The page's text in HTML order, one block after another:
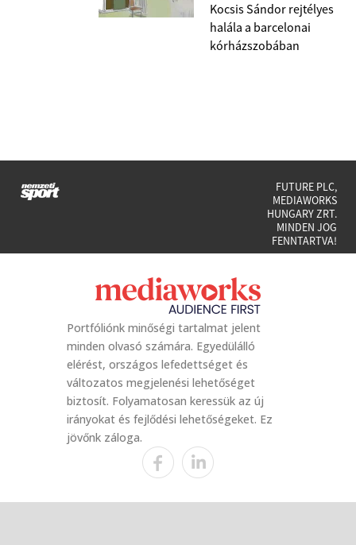
Kocsis Sándor rejtélyes
halála a barcelonai
kórházszobában
FUTURE PLC,
MEDIAWORKS
HUNGARY ZRT.
MINDEN JOG
FENNTARTVA!
Portfóliónk minőségi tartalmat jelent
minden olvasó számára. Egyedülálló
elérést, országos lefedettséget és
változatos megjelenési lehetőséget
biztosít. Folyamatosan keressük az új
irányokat és fejlődési lehetőségeket. Ez
jövőnk záloga.